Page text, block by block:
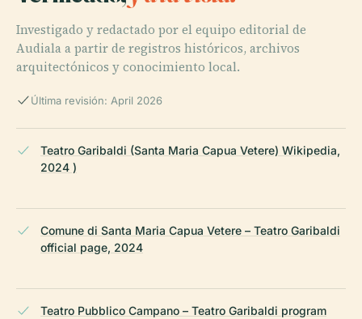
Investigado y redactado por el equipo editorial de
Audiala a partir de registros históricos, archivos
arquitectónicos y conocimiento local.
Última revisión: April 2026
Teatro Garibaldi (Santa Maria Capua Vetere) Wikipedia,
2024 )
Comune di Santa Maria Capua Vetere – Teatro Garibaldi
official page, 2024
Teatro Pubblico Campano – Teatro Garibaldi program